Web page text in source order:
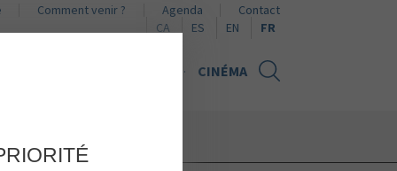
CINÉMA
Comment venir ? Agenda
Contact
CA Naviguer en català
ES Naviguer en español
EN Browse in English
FR